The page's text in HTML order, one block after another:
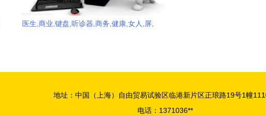
医生,商业,键盘,听诊器,商务,健康,女人,屏,
地址：中国（上海）自由贸易试验区临港新片区正琅路19号1幢
电话：1371036**